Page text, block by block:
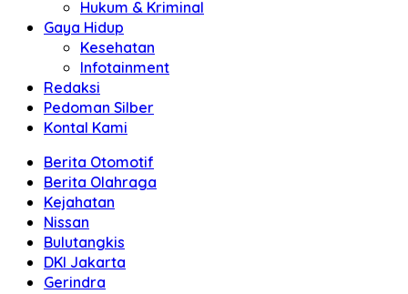
Hukum & Kriminal
Gaya Hidup
Kesehatan
Infotainment
Redaksi
Pedoman Silber
Kontal Kami
Berita Otomotif
Berita Olahraga
Kejahatan
Nissan
Bulutangkis
DKI Jakarta
Gerindra